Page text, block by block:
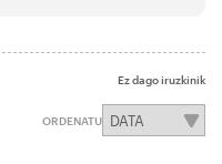
Ez dago iruzkinik
ORDENATU